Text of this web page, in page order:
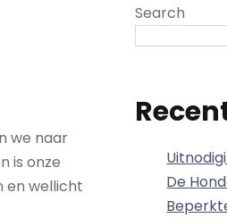
we naar
is onze
en wellicht
Search
De